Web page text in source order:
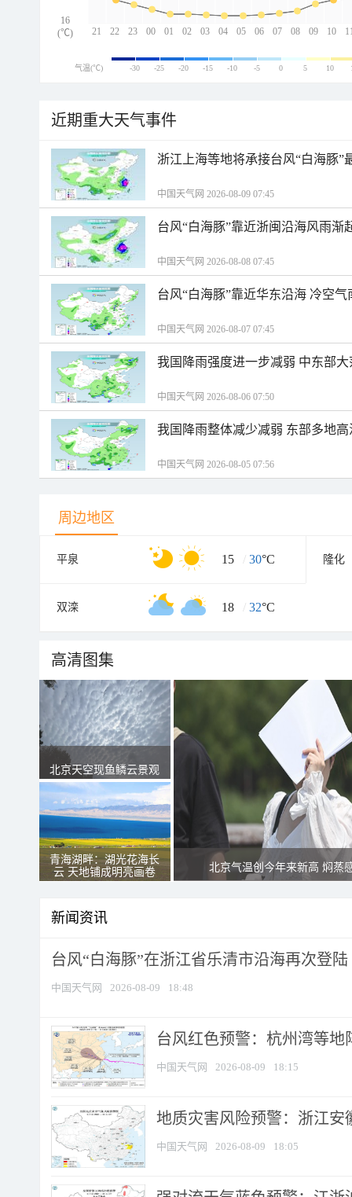
21 22 23 00 01 02 03 04 05 06 07 08 09 10
16
(℃)
气温(℃) -30 -25 -20 -15 -10 -5 0 5 10
近期重大天气事件
浙江上海等地将承接台风“白海豚”
中国天气网 2026-08-09 07:45
台风“白海豚”靠近浙闽沿海风雨渐
中国天气网 2026-08-08 07:45
台风“白海豚”靠近华东沿海 冷空
中国天气网 2026-08-07 07:45
我国降雨强度进一步减弱 中东部
中国天气网 2026-08-06 07:50
我国降雨整体减少减弱 东部多地
中国天气网 2026-08-05 07:56
周边地区
平泉 15 / 30°C 隆化
双滦 18 / 32°C
高清图集
北京天空现鱼鳞云景观
青海湖畔：湖光花海长
云 天地铺成明亮画卷
北京气温创今年来新高 焖蒸
新闻资讯
台风“白海豚”在浙江省乐清市沿海再次登陆
中国天气网 2026-08-09 18:48
台风红色预警：杭州湾等地
中国天气网 2026-08-09 18:15
地质灾害风险预警：浙江安
中国天气网 2026-08-09 18:05